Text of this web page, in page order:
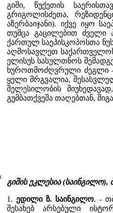
გიში, წუქეთის
გრიგოლისძეთა,
აზერბაიჯანი). იქვე იყო
თუმცა გაცილებით ძველი
ქართულ საეპისკოპოსთა
აღმოსავლეთ საქართველოს
ელისუს სასულთნოს
ხუროთმოძღვრული ძეგლი -
ყელი მრგვალია,
შელესილობის
გუმბათქვეშა თაღებთან,
გიშის ეკლესია
1. ედილი ზ. საინგილო. -
შესახებ არსებული